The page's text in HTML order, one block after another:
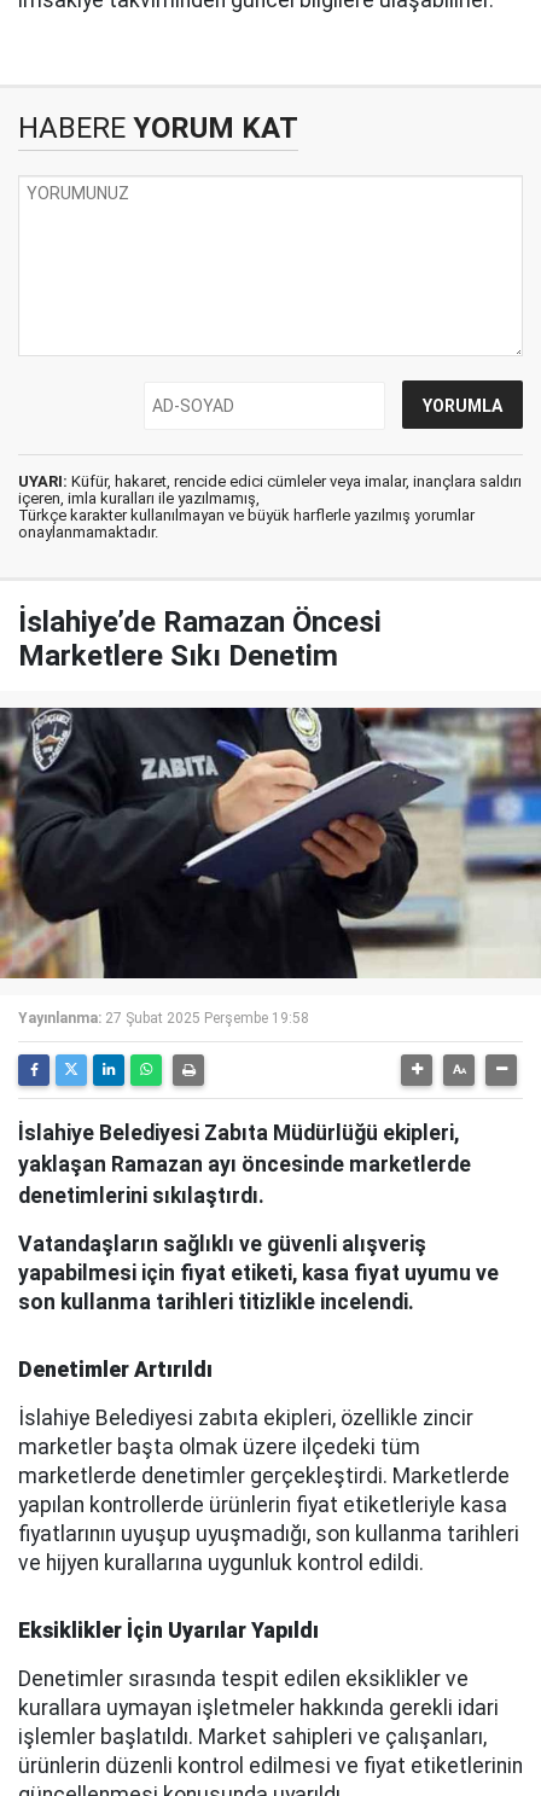
HABERE YORUM KAT
UYARI: Küfür, hakaret, rencide edici cümleler veya imalar, inançlara saldırı
içeren, imla kuralları ile yazılmamış,
Türkçe karakter kullanılmayan ve büyük harflerle yazılmış yorumlar
onaylanmamaktadır.
İslahiye’de Ramazan Öncesi
Marketlere Sıkı Denetim
Yayınlanma: 27 Şubat 2025 Perşembe 19:58
İslahiye Belediyesi Zabıta Müdürlüğü ekipleri,
yaklaşan Ramazan ayı öncesinde marketlerde
denetimlerini sıkılaştırdı.
Vatandaşların sağlıklı ve güvenli alışveriş
yapabilmesi için fiyat etiketi, kasa fiyat uyumu ve
son kullanma tarihleri titizlikle incelendi.
Denetimler Artırıldı
İslahiye Belediyesi zabıta ekipleri, özellikle zincir
marketler başta olmak üzere ilçedeki tüm
marketlerde denetimler gerçekleştirdi. Marketlerde
yapılan kontrollerde ürünlerin fiyat etiketleriyle kasa
fiyatlarının uyuşup uyuşmadığı, son kullanma tarihleri
ve hijyen kurallarına uygunluk kontrol edildi.
Eksiklikler İçin Uyarılar Yapıldı
Denetimler sırasında tespit edilen eksiklikler ve
kurallara uymayan işletmeler hakkında gerekli idari
işlemler başlatıldı. Market sahipleri ve çalışanları,
ürünlerin düzenli kontrol edilmesi ve fiyat etiketlerinin